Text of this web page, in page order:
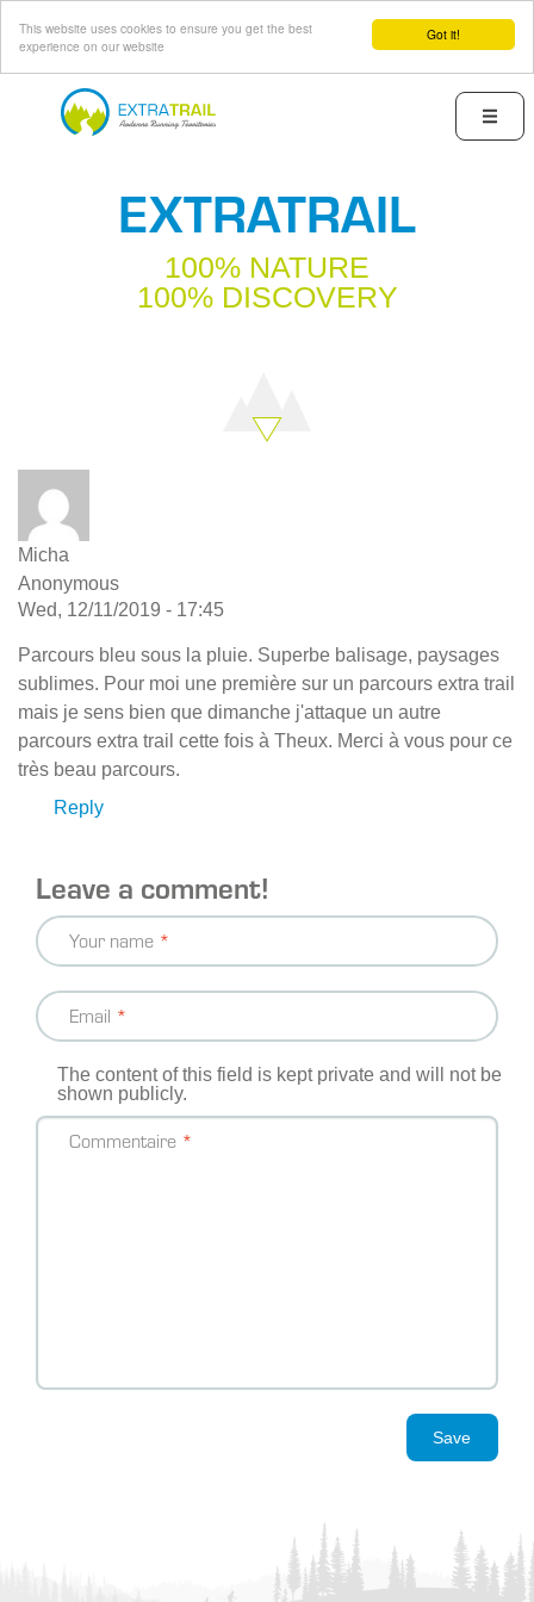
Got it!
This website uses cookies to ensure you get the best
experience on our website
Menu
EXTRATRAIL
100% NATURE
100% DISCOVERY
Micha
Anonymous
Wed, 12/11/2019 - 17:45
Parcours bleu sous la pluie. Superbe balisage, paysages
sublimes. Pour moi une première sur un parcours extra trail
mais je sens bien que dimanche j'attaque un autre
parcours extra trail cette fois à Theux. Merci à vous pour ce
très beau parcours.
Reply
Leave a comment!
Your name
Email
The content of this field is kept private and will not be
shown publicly.
Commentaire
Save